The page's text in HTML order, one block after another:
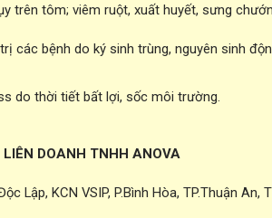
trên tôm; viêm ruột, xuất huyết, sưng
các bệnh do ký sinh trùng, nguyên sinh
do thời tiết bất lợi, sốc môi trường.
LIÊN DOANH TNHH ANOVA
Lập, KCN VSIP, P.Bình Hòa, TP.Thuận An,